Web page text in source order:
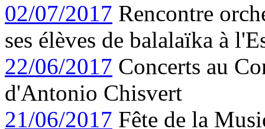
02/07/2017 Rencontre
ses élèves de balalaïka à
22/06/2017 Concerts au
d'Antonio Chisvert
21/06/2017 Fête de la